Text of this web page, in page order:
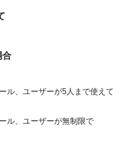
合
ル、ユーザーが5人まで使えて
ル、ユーザーが無制限で